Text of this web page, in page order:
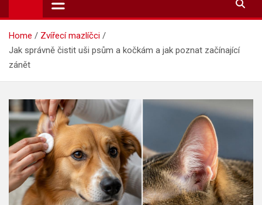
Home
Zvířecí mazlíčci
Jak správně čistit uši psům a kočkám a jak poznat začínající
zánět